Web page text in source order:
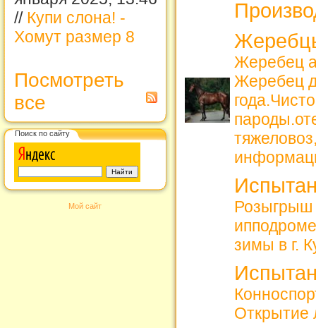
// Купи слона! -
Хомут размер 8
Посмотреть
все
Поиск по сайту
Мой сайт
Жеребец
Жеребец
Розыгрыш
зимы в г.
Открытие